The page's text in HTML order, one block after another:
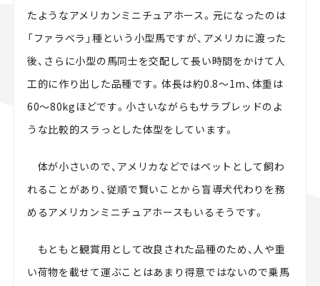
たようなアメリカンミニチュアホース。元になったのは
「ファラベラ」種という小型馬ですが、アメリカに渡った
後、さらに小型の馬同士を交配して長い時間をかけて人
工的に作り出した品種です。体長は約0.8～1m、体重は
60～80kgほどです。小さいながらもサラブレッドのよ
うな比較的スラっとした体型をしています。
体が小さいので、アメリカなどではペットとして飼わ
れることがあり、従順で賢いことから盲導犬代わりを務
めるアメリカンミニチュアホースもいるそうです。
もともと観賞用として改良された品種のため、人や重
い荷物を載せて運ぶことはあまり得意ではないので乗馬